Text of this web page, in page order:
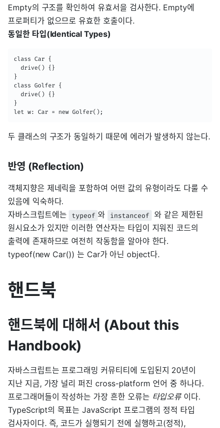
Empty의 구조를 확인하여 유효서을 검사한다. Empty에
프로퍼티가 없으므로 유효한 호출이다.
동일한 타입(Identical Types)
class Car {
  drive() {}
}
class Golfer {
  drive() {}
}
let w: Car = new Golfer();
두 클래스의 구조가 동일하기 때문에 에러가 발생하지 않는다.
반영 (Reflection)
객체지향은 제네릭을 포함하여 어떤 값의 유형이라도 다룰 수
있음에 익숙하다.
자바스크립트에는
typeof 와 instanceof
와 같은 제한된
원시요소가 있지만 이러한 연산자는 타입이 지워진 코드의
출력에 존재하므로 여전히 작동함을 알아야 한다.
typeof(new Car()) 는 Car가 아닌 object다.
핸드북
핸드북에 대해서 (About this
Handbook)
자바스크립트는 프로그래밍 커뮤티티에 도입된지 20년이
지난 지금, 가장 널리 퍼진 cross-platform 언어 중 하나다.
프로그래머들이 작성하는 가장 흔한 오류는 타입오류이다.
TypeScript의 목표는 JavaScript 프로그램의 정적 타입
검사자이다. 즉, 코드가 실행되기 전에 실행하고(정적),